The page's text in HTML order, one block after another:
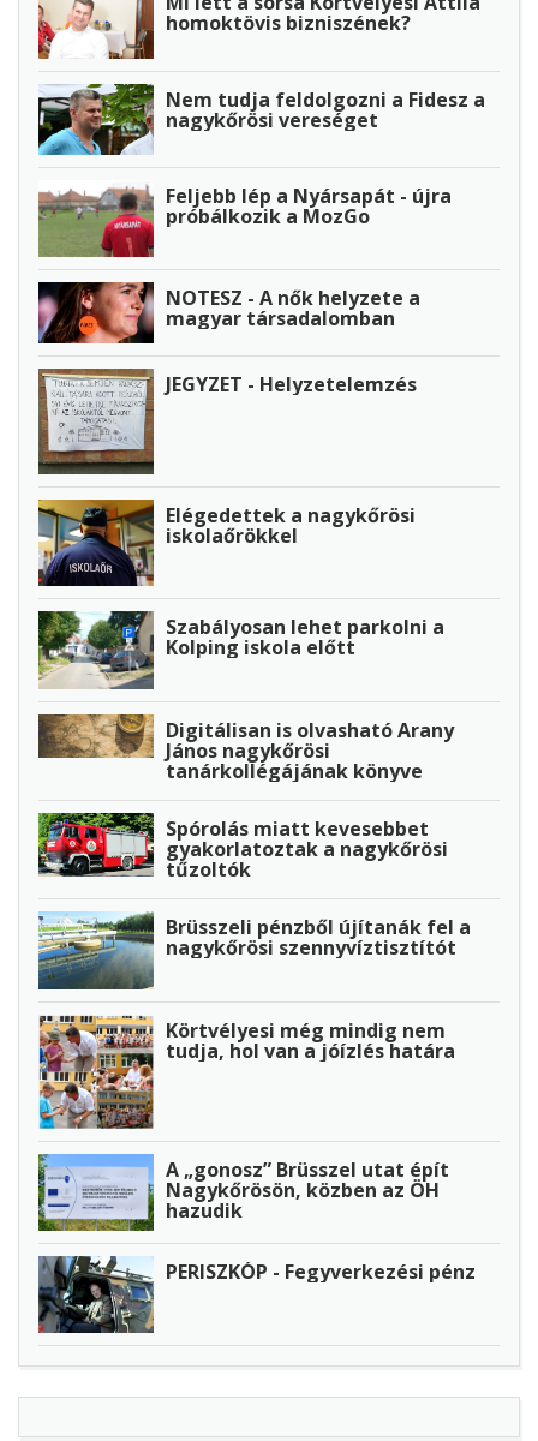
homoktövis bizniszének?
Nem tudja feldolgozni a Fidesz a
nagykőrösi vereséget
Feljebb lép a Nyársapát - újra
próbálkozik a MozGo
NOTESZ - A nők helyzete a
magyar társadalomban
JEGYZET - Helyzetelemzés
Elégedettek a nagykőrösi
iskolaőrökkel
Szabályosan lehet parkolni a
Kolping iskola előtt
Digitálisan is olvasható Arany
János nagykőrösi
tanárkollégájának könyve
Spórolás miatt kevesebbet
gyakorlatoztak a nagykőrösi
tűzoltók
Brüsszeli pénzből újítanák fel a
nagykőrösi szennyvíztisztítót
Körtvélyesi még mindig nem
tudja, hol van a jóízlés határa
A „gonosz” Brüsszel utat épít
Nagykőrösön, közben az ÖH
hazudik
PERISZKÓP - Fegyverkezési pénz